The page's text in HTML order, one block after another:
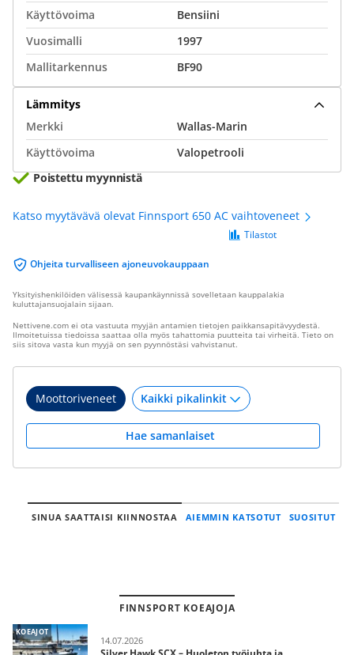
Käyttövoima
Bensiini
Vuosimalli
1997
Mallitarkennus
BF90
Lämmitys
Merkki
Wallas-Marin
Käyttövoima
Valopetrooli
Poistettu myynnistä
Katso myytävävä olevat Finnsport 650 AC vaihtoveneet
Ohjeita turvalliseen ajoneuvokauppaan
Tilastot
Yksityishenkilöiden välisessä kaupankäynnissä sovelletaan kauppalakia
kuluttajansuojalain sijaan.
Nettivene.com ei ota vastuuta myyjän antamien tietojen paikkansapitävyydestä.
Ilmoitetuissa tiedoissa saattaa olla myös tahattomia puutteita tai virheitä. Tieto on
siis sitova vasta kun myyjä on sen pyynnöstäsi vahvistanut.
Moottoriveneet
Hae samanlaiset
SINUA SAATTAISI KIINNOSTAA AIEMMIN KATSOTUT SUOSITUT
FINNSPORT KOEAJOJA
KOEAJOT
14.07.2026